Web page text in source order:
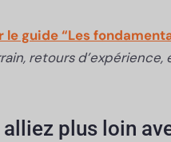
le guide “Les
retours
alliez plus loin